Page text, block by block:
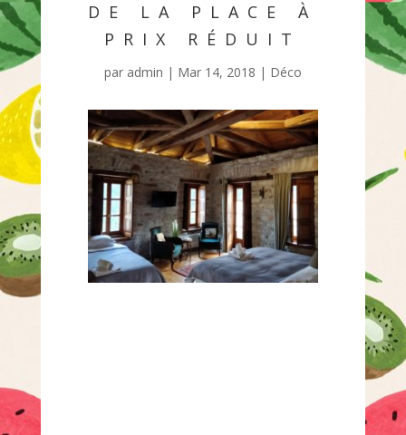
DE LA PLACE À
PRIX RÉDUIT
par admin | Mar 14, 2018 | Déco